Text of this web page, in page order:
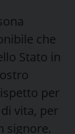
che
Stato in
per
vita, per
signore.